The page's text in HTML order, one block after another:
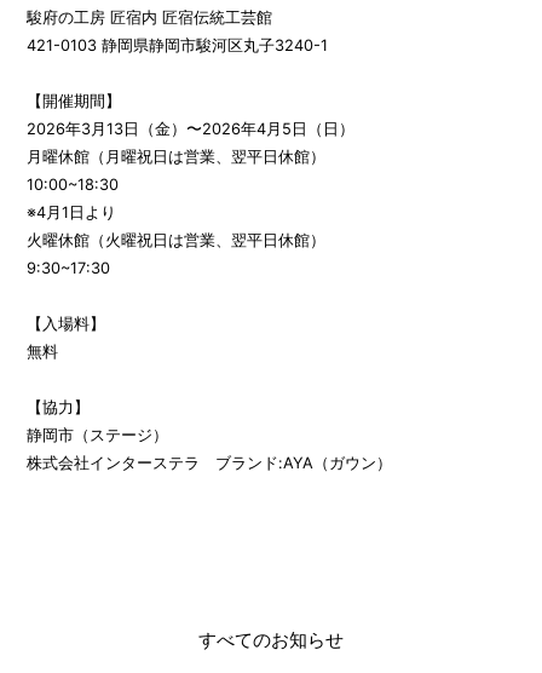
駿府の工房 匠宿内 匠宿伝統工芸館
421-0103 静岡県静岡市駿河区丸子3240-1
【開催期間】
2026年3月13日（金）〜2026年4月5日（日）
月曜休館（月曜祝日は営業、翌平日休館）
10:00~18:30
※4月1日より
火曜休館（火曜祝日は営業、翌平日休館）
9:30~17:30
【入場料】
無料
【協力】
静岡市（ステージ）
株式会社インターステラ ブランド:AYA（ガウン）
すべてのお知らせ